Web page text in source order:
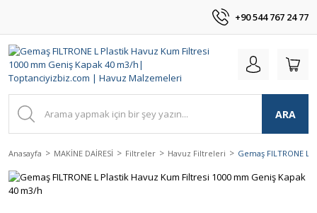
+90 544 767 24 77
ARA
Anasayfa MAKİNE DAİRESİ Filtreler Havuz Filtreleri Gemaş FILTRONE